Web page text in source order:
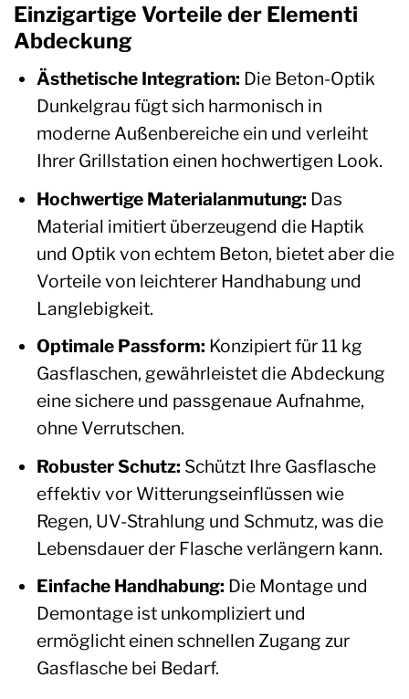
Einzigartige Vorteile der Elementi
Abdeckung
Ästhetische Integration: Die Beton-Optik
Dunkelgrau fügt sich harmonisch in
moderne Außenbereiche ein und verleiht
Ihrer Grillstation einen hochwertigen Look.
Hochwertige Materialanmutung: Das
Material imitiert überzeugend die Haptik
und Optik von echtem Beton, bietet aber die
Vorteile von leichterer Handhabung und
Langlebigkeit.
Optimale Passform: Konzipiert für 11 kg
Gasflaschen, gewährleistet die Abdeckung
eine sichere und passgenaue Aufnahme,
ohne Verrutschen.
Robuster Schutz: Schützt Ihre Gasflasche
effektiv vor Witterungseinflüssen wie
Regen, UV-Strahlung und Schmutz, was die
Lebensdauer der Flasche verlängern kann.
Einfache Handhabung: Die Montage und
Demontage ist unkompliziert und
ermöglicht einen schnellen Zugang zur
Gasflasche bei Bedarf.